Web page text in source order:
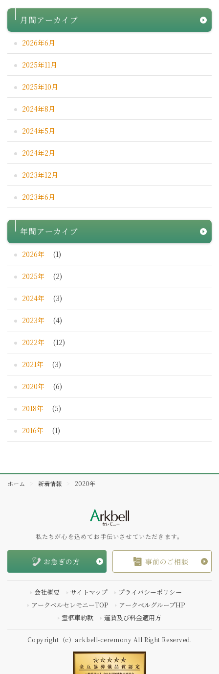
月間アーカイブ
2026年6月
2025年11月
2025年10月
2024年8月
2024年5月
2024年2月
2023年12月
2023年6月
年間アーカイブ
2026年 (1)
2025年 (2)
2024年 (3)
2023年 (4)
2022年 (12)
2021年 (3)
2020年 (6)
2018年 (5)
2016年 (1)
ホーム 新着情報 2020年
私たちが心を込めてお手伝いさせていただきます。
お急ぎの方 事前のご相談
会社概要 サイトマップ
プライバシーポリシー
アークベルセレモニーTOP
アークベルグループHP
霊柩車約款
運賃及び料金適用方
Copyright（c）arkbell-ceremony All Right Reserved.